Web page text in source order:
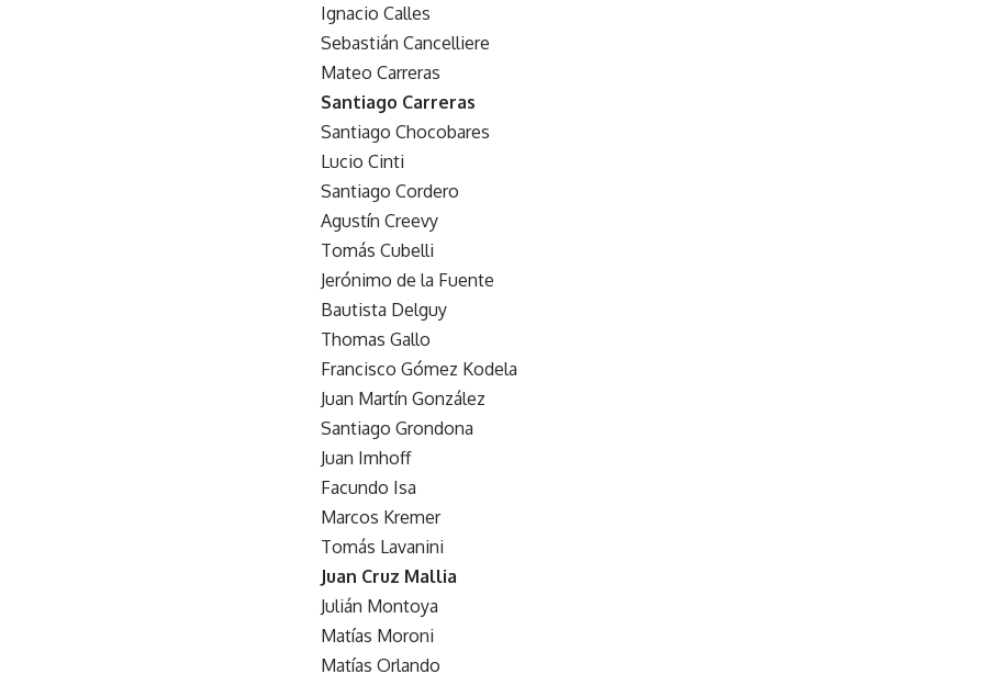
Ignacio Calles
Sebastián Cancelliere
Mateo Carreras
Santiago Carreras
Santiago Chocobares
Lucio Cinti
Santiago Cordero
Agustín Creevy
Tomás Cubelli
Jerónimo de la Fuente
Bautista Delguy
Thomas Gallo
Francisco Gómez Kodela
Juan Martín González
Santiago Grondona
Juan Imhoff
Facundo Isa
Marcos Kremer
Tomás Lavanini
Juan Cruz Mallia
Julián Montoya
Matías Moroni
Matías Orlando